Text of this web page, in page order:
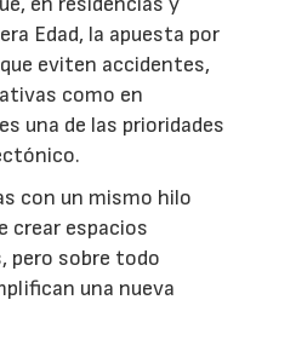
Edad, la apuesta por
eviten accidentes,
como en
una de las prioridades
con un mismo hilo
crear espacios
pero sobre todo
una nueva